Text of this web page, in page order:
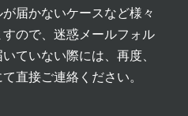
届かないケースなど様々
ので、迷惑メールフォル
ていない際には、再度、
直接ご連絡ください。